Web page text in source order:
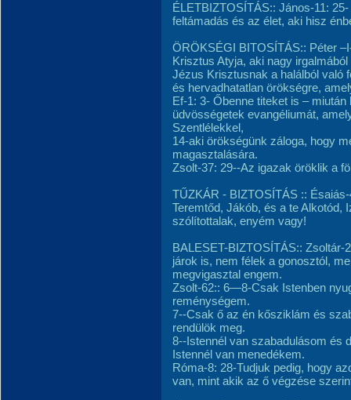
ÉLETBIZTOSÍTÁS:: János-11:
feltámadás és az élet, aki hisz
ÖRÖKSÉGI BITOSÍTÁS:: Péter
Krisztus Atyja, aki nagy
Jézus Krisztusnak a halálból való
és hervadhatatlan örökségre,
Ef-1: 3- Őbenne titeket is –
üdvösségetek evangéliumát,
Szentlélekkel,
14-aki örökségünk záloga, hogy
magasztalására.
Zsolt-37: 29--Az igazak öröklik a
TŰZKÁR - BIZTOSÍTÁS ::
Teremtőd, Jákób, és a te Alkotód,
szólítottalak, enyém vagy!
BALESET-BIZTOSÍTÁS:: Zsoltár-
járok is, nem félek a gonosztól,
megvigasztal engem.
Zsolt-62:: 6—8-Csak Istenben
reménységem.
7--Csak ő az én kősziklám és
rendülök meg.
8--Istennél van szabadulásom és
Istennél van menedékem.
Róma-8: 28-Tudjuk pedig, hogy
van, mint akik az ő végzése